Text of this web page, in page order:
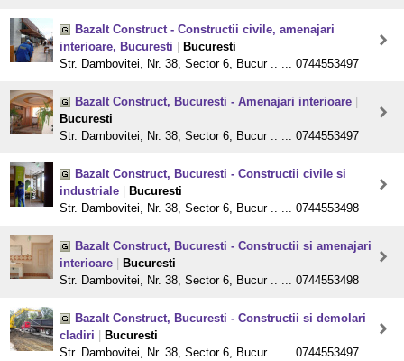
Bazalt Construct - Constructii civile, amenajari
interioare, Bucuresti
Bucuresti
Str. Dambovitei, Nr. 38, Sector 6, Bucur .. ... 0744553497
Bazalt Construct, Bucuresti - Amenajari interioare
Bucuresti
Str. Dambovitei, Nr. 38, Sector 6, Bucur .. ... 0744553497
Bazalt Construct, Bucuresti - Constructii civile si
industriale
Bucuresti
Str. Dambovitei, Nr. 38, Sector 6, Bucur .. ... 0744553498
Bazalt Construct, Bucuresti - Constructii si amenajari
interioare
Bucuresti
Str. Dambovitei, Nr. 38, Sector 6, Bucur .. ... 0744553498
Bazalt Construct, Bucuresti - Constructii si demolari
cladiri
Bucuresti
Str. Dambovitei, Nr. 38, Sector 6, Bucur .. ... 0744553497